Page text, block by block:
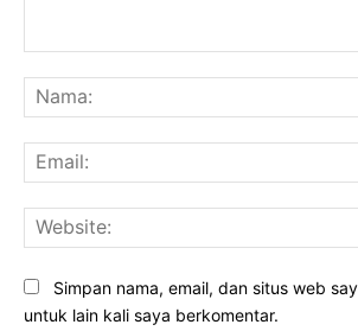
Simpan nama, email, dan situs web
untuk lain kali saya berkomentar.